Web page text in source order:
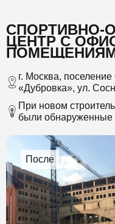
СПОРТИВНО-
ЦЕНТР С
г. Москва,
«Дубровка», ул.
При новом
были